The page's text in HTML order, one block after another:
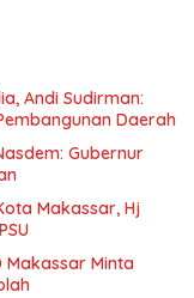
Andi Sudirman:
Daerah
Gubernur
Makassar, Hj
Makassar Minta